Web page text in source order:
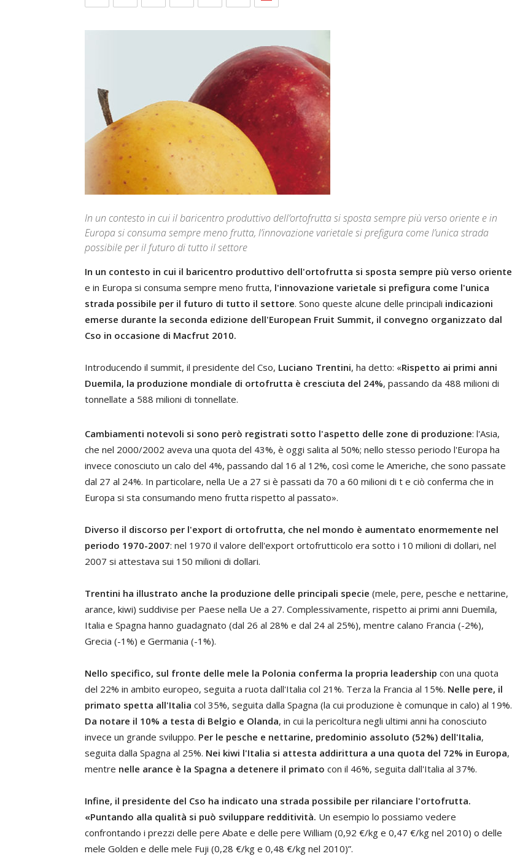
In un contesto in cui il baricentro produttivo dell’ortofrutta si sposta sempre più verso oriente e in
Europa si consuma sempre meno frutta, l’innovazione varietale si prefigura come l’unica strada
possibile per il futuro di tutto il settore
In un contesto in cui il baricentro produttivo dell'ortofrutta si sposta sempre più verso oriente
e in Europa si consuma sempre meno frutta, l'innovazione varietale si prefigura come l'unica
strada possibile per il futuro di tutto il settore. Sono queste alcune delle principali indicazioni
emerse durante la seconda edizione dell'European Fruit Summit, il convegno organizzato dal
Cso in occasione di Macfrut 2010.
Introducendo il summit, il presidente del Cso, Luciano Trentini, ha detto: «Rispetto ai primi anni
Duemila, la produzione mondiale di ortofrutta è cresciuta del 24%, passando da 488 milioni di
tonnellate a 588 milioni di tonnellate.
Cambiamenti notevoli si sono però registrati sotto l'aspetto delle zone di produzione: l'Asia,
che nel 2000/2002 aveva una quota del 43%, è oggi salita al 50%; nello stesso periodo l'Europa ha
invece conosciuto un calo del 4%, passando dal 16 al 12%, così come le Americhe, che sono passate
dal 27 al 24%. In particolare, nella Ue a 27 si è passati da 70 a 60 milioni di t e ciò conferma che in
Europa si sta consumando meno frutta rispetto al passato».
Diverso il discorso per l'export di ortofrutta, che nel mondo è aumentato enormemente nel
periodo 1970-2007: nel 1970 il valore dell'export ortofrutticolo era sotto i 10 milioni di dollari, nel
2007 si attestava sui 150 milioni di dollari.
Trentini ha illustrato anche la produzione delle principali specie (mele, pere, pesche e nettarine,
arance, kiwi) suddivise per Paese nella Ue a 27. Complessivamente, rispetto ai primi anni Duemila,
Italia e Spagna hanno guadagnato (dal 26 al 28% e dal 24 al 25%), mentre calano Francia (-2%),
Grecia (-1%) e Germania (-1%).
Nello specifico, sul fronte delle mele la Polonia conferma la propria leadership con una quota
del 22% in ambito europeo, seguita a ruota dall'Italia col 21%. Terza la Francia al 15%. Nelle pere, il
primato spetta all'Italia col 35%, seguita dalla Spagna (la cui produzione è comunque in calo) al 19%.
Da notare il 10% a testa di Belgio e Olanda, in cui la pericoltura negli ultimi anni ha conosciuto
invece un grande sviluppo. Per le pesche e nettarine, predominio assoluto (52%) dell'Italia,
seguita dalla Spagna al 25%. Nei kiwi l'Italia si attesta addirittura a una quota del 72% in Europa,
mentre nelle arance è la Spagna a detenere il primato con il 46%, seguita dall'Italia al 37%.
Infine, il presidente del Cso ha indicato una strada possibile per rilanciare l'ortofrutta.
«Puntando alla qualità si può sviluppare redditività. Un esempio lo possiamo vedere
confrontando i prezzi delle pere Abate e delle pere William (0,92 €/kg e 0,47 €/kg nel 2010) o delle
mele Golden e delle mele Fuji (0,28 €/kg e 0,48 €/kg nel 2010)”.